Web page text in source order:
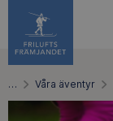
… Våra äventyr